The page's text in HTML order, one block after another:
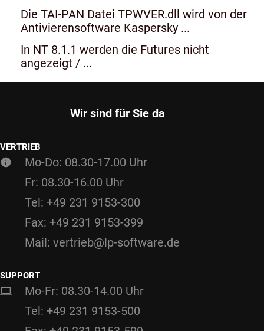
Die TAI-PAN Datei TPWVER.dll wird von der
Antivierensoftware Kaspersky ...
In NT 8.1.1 werden die Futures nicht
angezeigt / ...
Wir sind für Sie da
VERTRIEB
Mo-Do: 08.30-17.00 Uhr
Fr: 08.30-16.00 Uhr
Tel: +49 231 9153-300
Fax: +49 231 9153-399
Mail: vertrieb@lp-software.de
SUPPORT
Mo-Fr: 08.30-14.00 Uhr
Tel: +49 231 9153-500